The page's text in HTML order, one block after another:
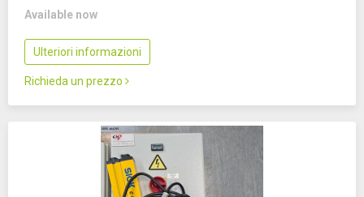
Available now
Ulteriori informazioni
Richieda un prezzo